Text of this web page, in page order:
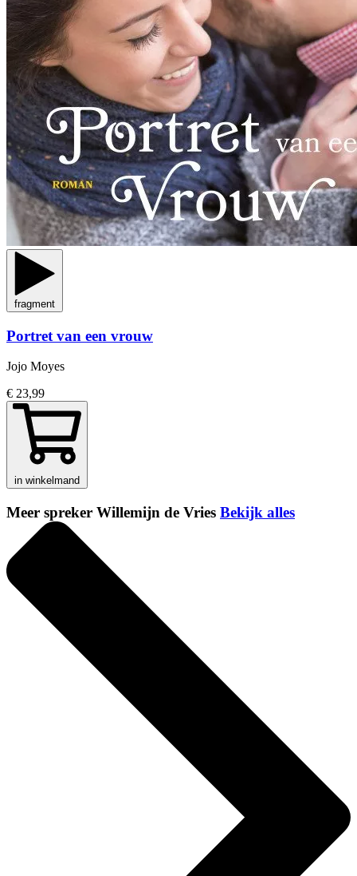
fragment
Portret van een vrouw
Jojo Moyes
€ 23,99
in winkelmand
Meer spreker Willemijn de Vries Bekijk alles